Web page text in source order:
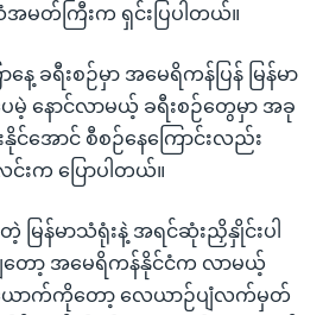
အမတ်ကြီးက ရှင်းပြပါတယ်။
ခရီးစဉ်မှာ အမေရိကန်ပြန် မြန်မာ
မဲ့ နောင်လာမယ့် ခရီးစဉ်တွေမှာ အခု
အောင် စီစဉ်နေကြောင်းလည်း
းက ပြောပါတယ်။
မြန်မာသံရုံးနဲ့ အရင်ဆုံးညှိနှိုင်းပါ
ော့ အမေရိကန်နိုင်ငံက လာမယ့်
ောက်ကိုတော့ လေယာဉ်ပျံလက်မှတ်